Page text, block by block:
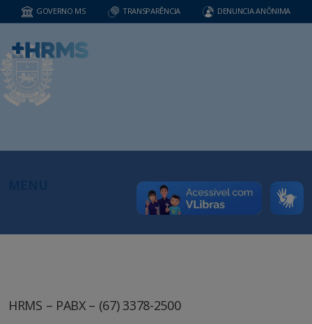
GOVERNO MS TRANSPARÊNCIA DENUNCIA ANÔNIMA
HRMS – PABX – (67) 3378-2500